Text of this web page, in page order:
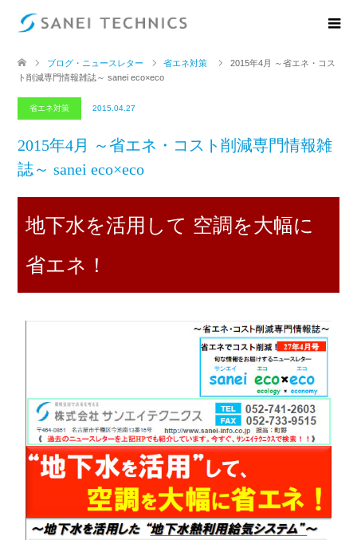
ブログ・ニュースレター 省エネ対策
2015年4月 ～省エネ・コス
ト削減専門情報雑誌～ sanei eco×eco
省エネ対策 2015.04.27
2015年4月 ～省エネ・コスト削減専門情報雑
誌～ sanei eco×eco
地下水を活用して 空調を大幅に
省エネ！